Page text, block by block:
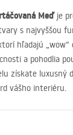
Meďje
s najvyššou
hľadajú
a pohodlia
získate luxusný
vášho interiéru.